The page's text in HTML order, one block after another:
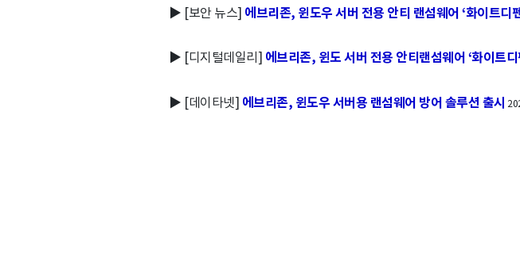
▶ [보안 뉴스] 에브리존, 윈도우 서버 전용 안티 랜섬웨어 ‘화이트디
▶ [디지털데일리] 에브리존, 윈도 서버 전용 안티랜섬웨어 ‘화이트디
▶ [데이타넷] 에브리존, 윈도우 서버용 랜섬웨어 방어 솔루션 출시